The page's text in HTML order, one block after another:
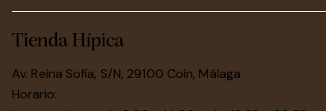
Tienda Hípica
Av. Reina Sofía, S/N, 29100 Coín, Málaga
Horario: